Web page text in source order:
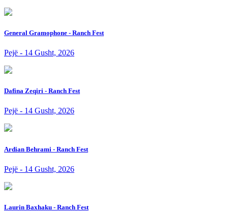
General Gramophone - Ranch Fest
Pejë - 14 Gusht, 2026
Dafina Zeqiri - Ranch Fest
Pejë - 14 Gusht, 2026
Ardian Behrami - Ranch Fest
Pejë - 14 Gusht, 2026
Laurin Baxhaku - Ranch Fest